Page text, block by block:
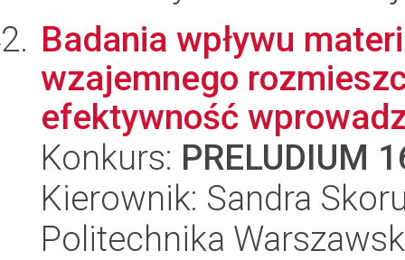
Badania wpływu
wzajemnego
efektywność
Konkurs: PRELUDIUM
Kierownik: Sandra
Politechnika